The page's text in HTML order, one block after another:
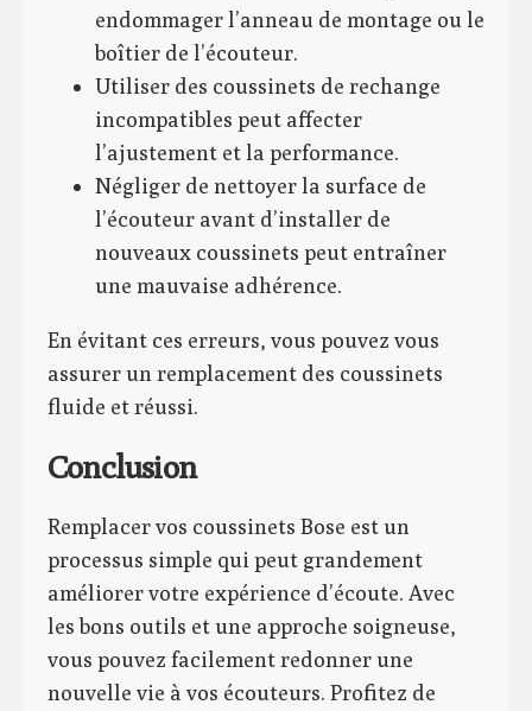
endommager l’anneau de montage ou le
boîtier de l’écouteur.
Utiliser des coussinets de rechange
incompatibles peut affecter
l’ajustement et la performance.
Négliger de nettoyer la surface de
l’écouteur avant d’installer de
nouveaux coussinets peut entraîner
une mauvaise adhérence.
En évitant ces erreurs, vous pouvez vous
assurer un remplacement des coussinets
fluide et réussi.
Conclusion
Remplacer vos coussinets Bose est un
processus simple qui peut grandement
améliorer votre expérience d’écoute. Avec
les bons outils et une approche soigneuse,
vous pouvez facilement redonner une
nouvelle vie à vos écouteurs. Profitez de